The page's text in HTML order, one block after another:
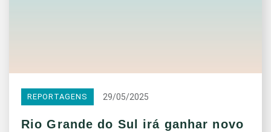
REPORTAGENS 29/05/2025
Rio Grande do Sul irá ganhar novo